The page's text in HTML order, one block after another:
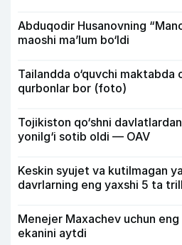
Abduqodir Husanovning
maoshi ma’lum bo‘ldi
Tailandda o‘quvchi
qurbonlar bor (foto)
Tojikiston qo‘shni
yonilg‘i sotib oldi — OAV
Keskin syujet va kutilmagan
davrlarning eng yaxshi 5 ta
Menejer Maxachev uchun
ekanini aytdi